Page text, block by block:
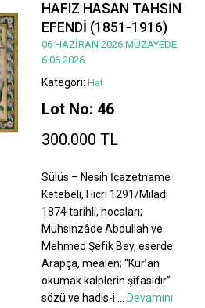
HAFIZ HASAN TAHSİN
EFENDİ (1851-1916)
06 HAZİRAN 2026 MÜZAYEDE
6.06.2026
Kategori: Hat
Lot No: 46
300.000 TL
Sülüs – Nesih İcazetname
Ketebeli, Hicri 1291/Miladi
1874 tarihli, hocaları;
Muhsinzâde Abdullah ve
Mehmed Şefik Bey, eserde
Arapça, mealen; “Kur’an
okumak kalplerin şifasıdır”
sözü ve hadis-i ... Devamını